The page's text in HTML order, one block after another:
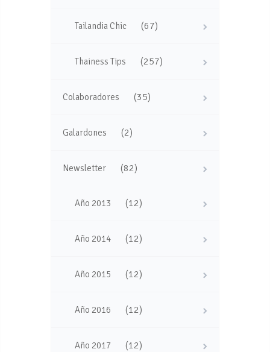
Tailandia Chic (67)
Thainess Tips (257)
Colaboradores (35)
Galardones (2)
Newsletter (82)
Año 2013 (12)
Año 2014 (12)
Año 2015 (12)
Año 2016 (12)
Año 2017 (12)